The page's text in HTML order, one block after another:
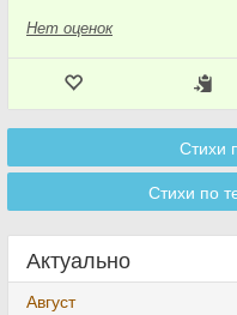
Нет оценок
Стихи
Стихи по
Актуально
Август